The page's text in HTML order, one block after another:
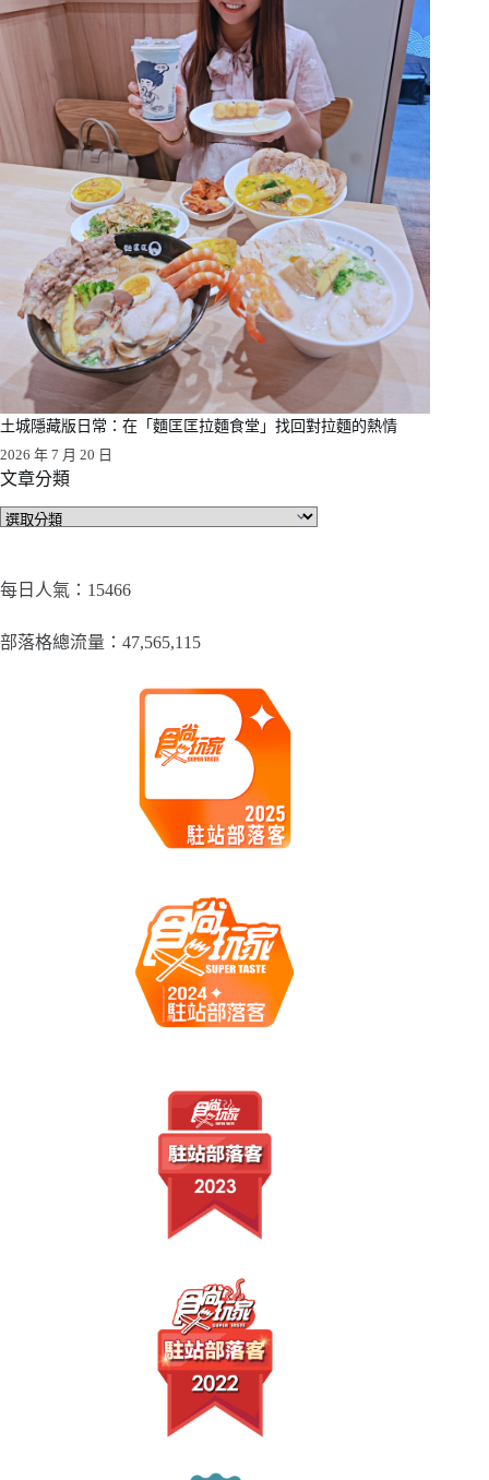
土城隱藏版日常：在「麵匡匡拉麵食堂」找回對拉麵的熱情
2026 年 7 月 20 日
文章分類
文
類
每日人氣：15466
部落格總流量：​47,565,115